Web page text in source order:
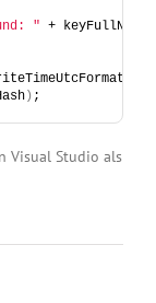
" + keyFullName
) ;
Visual Studio als